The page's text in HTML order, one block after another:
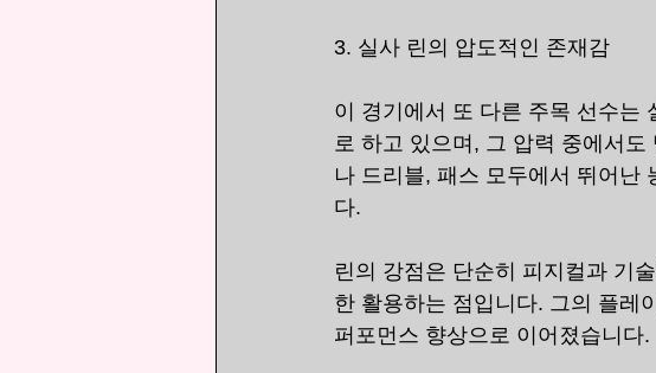
3. 실사 린의 압도적인 존재감
이 경기에서 또 다른 주목 선수는
로 하고 있으며, 그 압력 중에서도
나 드리블, 패스 모두에서 뛰어난
다.
린의 강점은 단순히 피지컬과 기
한 활용하는 점입니다. 그의 플레
퍼포먼스 향상으로 이어졌습니다.